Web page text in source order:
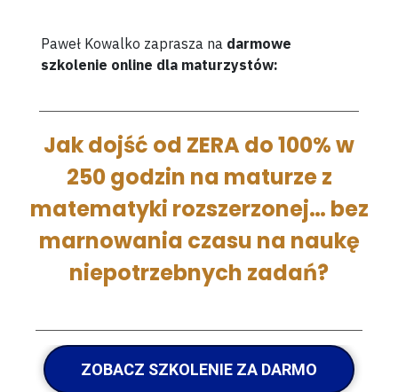
Paweł Kowalko zaprasza na darmowe
szkolenie online dla maturzystów:
Jak dojść od ZERA do 100% w
250 godzin na maturze z
matematyki rozszerzonej… bez
marnowania czasu na naukę
niepotrzebnych zadań?
ZOBACZ SZKOLENIE ZA DARMO